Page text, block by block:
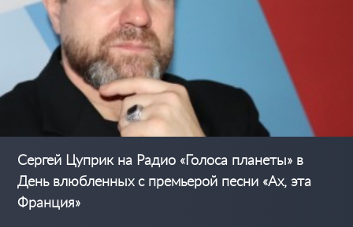
Сергей Цуприк на Радио «Голоса планеты» в
День влюбленных с премьерой песни «Ах, эта
Франция»